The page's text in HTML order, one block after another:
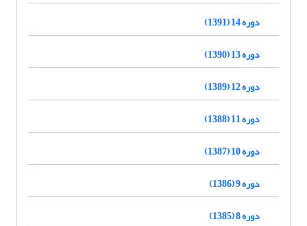
دوره 14 (1391)
دوره 13 (1390)
دوره 12 (1389)
دوره 11 (1388)
دوره 10 (1387)
دوره 9 (1386)
دوره 8 (1385)